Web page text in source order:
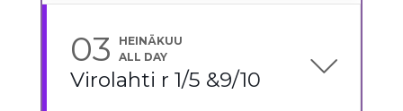
03
HEINÄKUU
ALL DAY
Virolahti r 1/5 &9/10